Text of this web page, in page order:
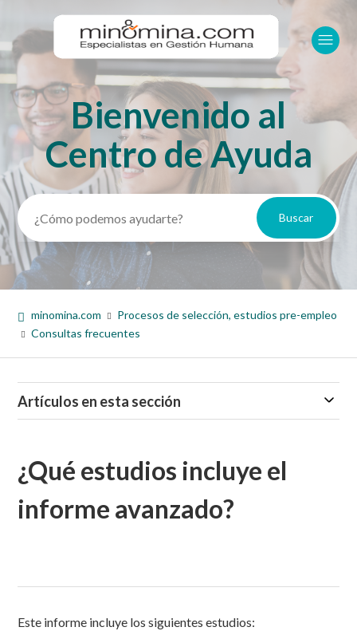
BúsquedaBienvenido al
Centro de Ayuda
minomina.com
Procesos de selección, estudios pre-empleo
Consultas frecuentes
Artículos en esta sección
¿Qué estudios incluye el
informe avanzado?
Este informe incluye los siguientes estudios: